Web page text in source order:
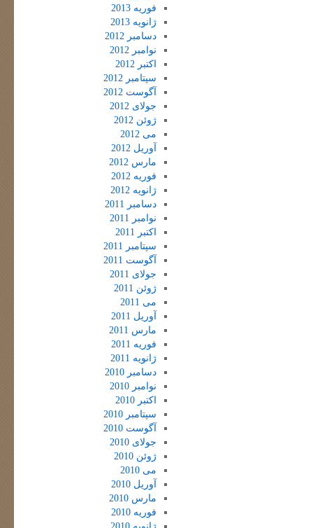
فوریه 2013
ژانویه 2013
دسامبر 2012
نوامبر 2012
اکتبر 2012
سپتامبر 2012
آگوست 2012
جولای 2012
ژوئن 2012
می 2012
آوریل 2012
مارس 2012
فوریه 2012
ژانویه 2012
دسامبر 2011
نوامبر 2011
اکتبر 2011
سپتامبر 2011
آگوست 2011
جولای 2011
ژوئن 2011
می 2011
آوریل 2011
مارس 2011
فوریه 2011
ژانویه 2011
دسامبر 2010
نوامبر 2010
اکتبر 2010
سپتامبر 2010
آگوست 2010
جولای 2010
ژوئن 2010
می 2010
آوریل 2010
مارس 2010
فوریه 2010